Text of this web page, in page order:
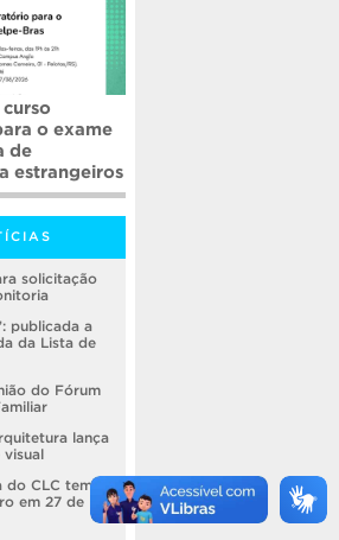
o exame
de
estrangeiros
solicitação
publicada a
da Lista de
do Fórum
lança
do CLC tem
em 27 de